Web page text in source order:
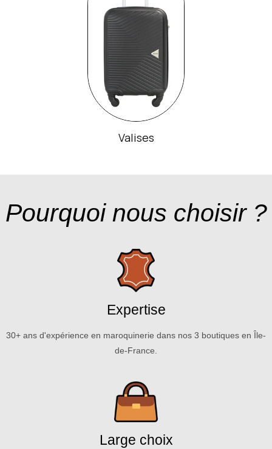
Valises
Pourquoi nous choisir ?
Expertise
30+ ans d'expérience en maroquinerie dans nos 3 boutiques en Île-
de-France.
Large choix